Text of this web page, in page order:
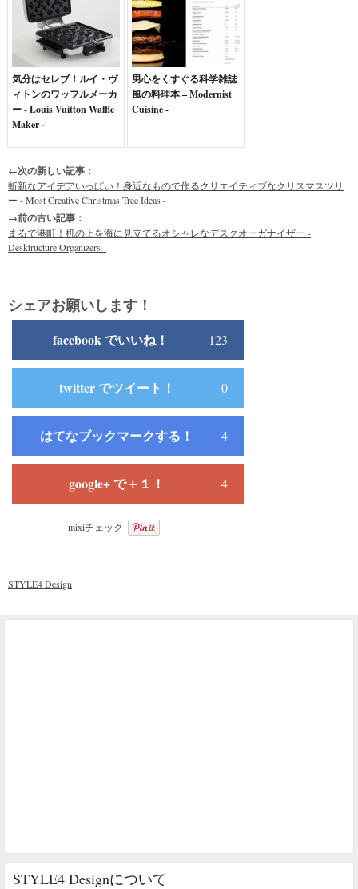
気分はセレブ！ルイ・ヴ
ィトンのワッフルメーカ
ー - Louis Vuitton Waffle
Maker -
男心をくすぐる科学雑誌
風の料理本 – Modernist
Cuisine -
←次の新しい記事：
斬新なアイデアいっぱい！身近なもので作るクリエイティブなクリスマスツリ
ー - Most Creative Christmas Tree Ideas -
→前の古い記事：
まるで港町！机の上を海に見立てるオシャレなデスクオーガナイザー -
Desktructure Organizers -
シェアお願いします！
facebook でいいね！ 123
twitter でツイート！ 0
はてなブックマークする！ 4
google+ で＋１！ 4
mixiチェック
STYLE4 Design
STYLE4 Designについて